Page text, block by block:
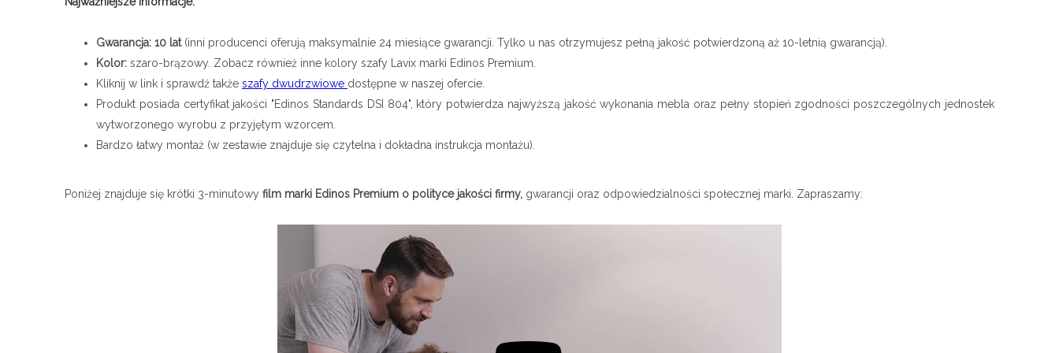
Gwarancja: 10 lat (inni producenci oferują maksymalnie 24 miesiące gwarancji. Tylko u nas otrzymujesz pełną jakość potwierdzoną aż 10-letnią gwarancją).
Kolor: szaro-brązowy. Zobacz również inne kolory szafy Lavix marki Edinos Premium.
Kliknij w link i sprawdź także szafy dwudrzwiowe dostępne w naszej ofercie.
Produkt posiada certyfikat jakości "Edinos Standards DSI 804", który potwierdza najwyższą jakość wykonania mebla oraz pełny stopień zgodności poszczególnych jednostek
wytworzonego wyrobu z przyjętym wzorcem.
Bardzo łatwy montaż (w zestawie znajduje się czytelna i dokładna instrukcja montażu).
Poniżej znajduje się krótki 3-minutowy film marki Edinos Premium o polityce jakości firmy, gwarancji oraz odpowiedzialności społecznej marki. Zapraszamy: